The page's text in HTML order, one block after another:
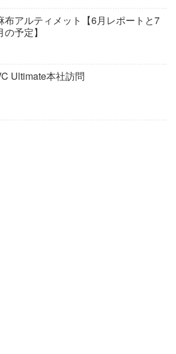
布アルティメット【6月レポートと7
の予定】
Ultimate本社訪問